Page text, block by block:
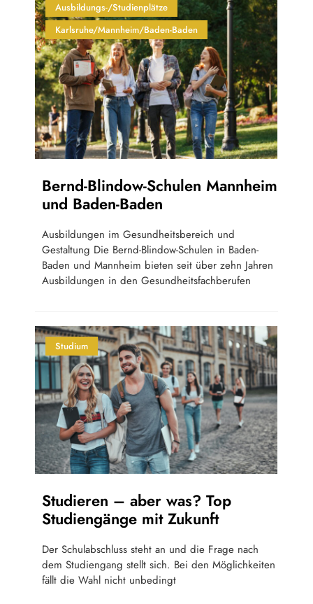
Ausbildungs-/Studienplätze
Karlsruhe/Mannheim/Baden-Baden
Bernd-Blindow-Schulen Mannheim
und Baden-Baden
Ausbildungen im Gesundheitsbereich und
Gestaltung Die Bernd-Blindow-Schulen in Baden-
Baden und Mannheim bieten seit über zehn Jahren
Ausbildungen in den Gesundheitsfachberufen
Studium
Studieren – aber was? Top
Studiengänge mit Zukunft
Der Schulabschluss steht an und die Frage nach
dem Studiengang stellt sich. Bei den Möglichkeiten
fällt die Wahl nicht unbedingt